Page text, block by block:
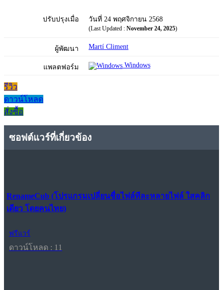
ปรับปรุงเมื่อ วันที่ 24 พฤศจิกายน 2568
(Last Updated : November 24, 2025)
ผู้พัฒนา Martí Climent
แพลตฟอร์ม Windows
รีวิว
ดาวน์โหลด
สั่งซื้อ
ซอฟต์แวร์ที่เกี่ยวข้อง
RenameCub (โปรแกรมเปลี่ยนชื่อไฟล์ทีละหลายไฟล์ ใสคลิก
เดียว โดยคนไทย)
ฟรีแวร์
ดาวน์โหลด : 11